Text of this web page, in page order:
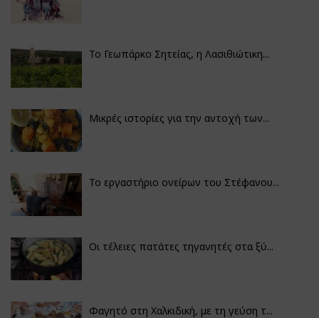
Το Γεωπάρκο Σητείας, η Λασιθιώτικη...
Μικρές ιστορίες για την αντοχή των...
Το εργαστήριο ονείρων του Στέφανου...
Οι τέλειες πατάτες τηγανητές στα ξύ...
Φαγητό στη Χαλκιδική, με τη γεύση τ...